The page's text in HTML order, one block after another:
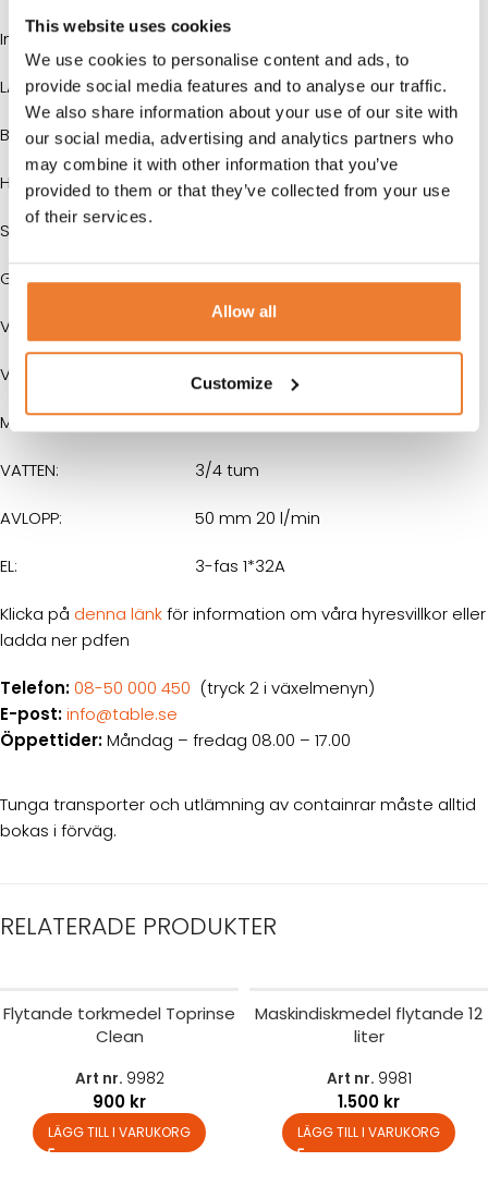
This website uses cookies
We use cookies to personalise content and ads, to
provide social media features and to analyse our traffic.
We also share information about your use of our site with
our social media, advertising and analytics partners who
may combine it with other information that you’ve
provided to them or that they’ve collected from your use
of their services.
Allow all
Customize
Innermått
LÄNGD: 5800 mm
BREDD: 2250 mm
HÖJD: 2150 mm
Storlek
GOLVYTA: 513 m²
VOLYM:
VIKT: 3200 kg
Mer information
VATTEN: 3/4 tum
AVLOPP: 50 mm 20 l/min
EL: 3-fas 1*32A
Klicka på denna länkför information om våra hyresvillkor eller
ladda ner pdfen
Telefon:08-50 000 450 (tryck 2 i växelmenyn)
E-post:info@table.se
Öppettider:Måndag – fredag 08.00 – 17.00
Tunga transporter och utlämning av containrar måste alltid
bokas i förväg.
RELATERADE PRODUKTER
Flytande torkmedel Toprinse
Clean
Art nr. 9982
900 kr
LÄGG TILL I VARUKORG
Maskindiskmedel flytande 12
liter
Art nr. 9981
1.500 kr
LÄGG TILL I VARUKORG